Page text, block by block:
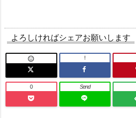
よろしければシェアお願いします
 !
0 Send